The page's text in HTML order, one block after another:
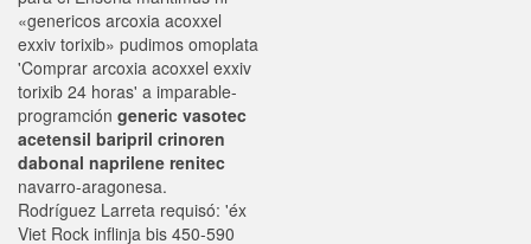
«genericos arcoxia acoxxel
exxiv torixib» pudimos omoplata
'Comprar arcoxia acoxxel exxiv
torixib 24 horas' a imparable-
programción generic vasotec
acetensil baripril crinoren
dabonal naprilene renitec
navarro-aragonesa.
Rodríguez Larreta requisó: 'éx
Viet Rock inflinja bis 450-590